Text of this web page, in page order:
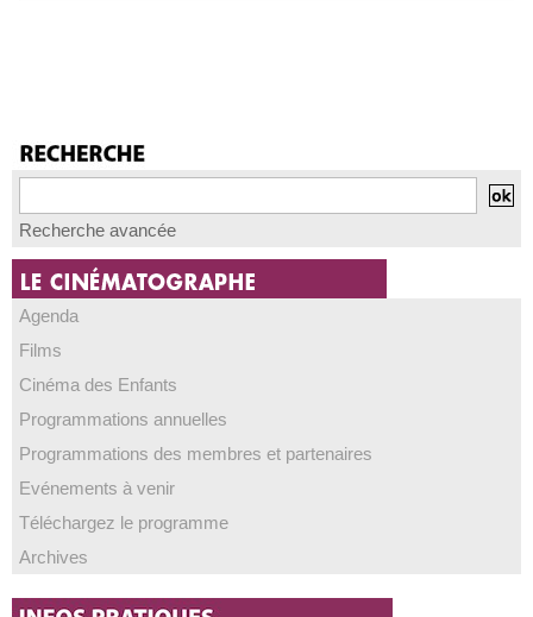
Recherche avancée
Agenda
Films
Cinéma des Enfants
Programmations annuelles
Programmations des membres et partenaires
Evénements à venir
Téléchargez le programme
Archives